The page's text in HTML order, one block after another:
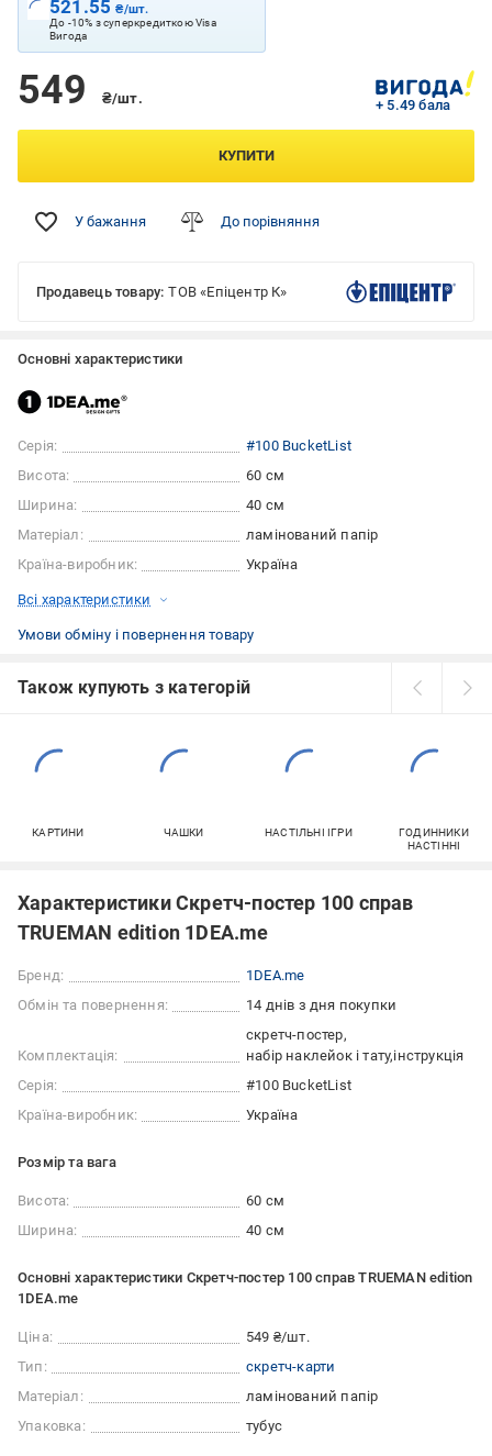
521.55₴/шт.
До -10% з суперкредиткою Visa
Вигода
549 ₴/шт. + 5.49 бала
КУПИТИ
У бажання До порівняння
Продавець товару: ТОВ «Епіцентр К»
Основні характеристики
Серія:
#100 BucketList
Висота:
60 см
Ширина:
40 см
Матеріал:
ламінований папір
Країна-виробник:
Україна
Всі характеристики
Умови обміну і повернення товару
Також купують з категорій
КАРТИНИ ЧАШКИ НАСТІЛЬНІ ІГРИ
ГОДИННИКИ
НАСТІННІ
Характеристики Скретч-постер 100 справ
TRUEMAN edition 1DEA.me
Бренд:
1DEA.me
Обмін та повернення:
14 днів з дня покупки
Комплектація:
скретч-постер
набір наклейок і тату інструкція
Серія:
#100 BucketList
Країна-виробник:
Україна
Розмір та вага
Висота:
60 см
Ширина:
40 см
Основні характеристики Скретч-постер 100 справ TRUEMAN edition
1DEA.me
Ціна:
549 ₴/шт.
Тип:
скретч-карти
Матеріал:
ламінований папір
Упаковка:
тубус